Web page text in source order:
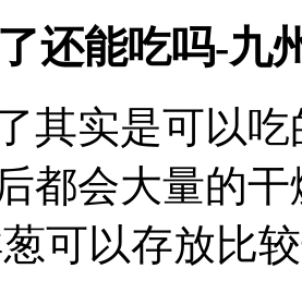
还能吃吗-九
其实是可以
都会大量的
可以存放比